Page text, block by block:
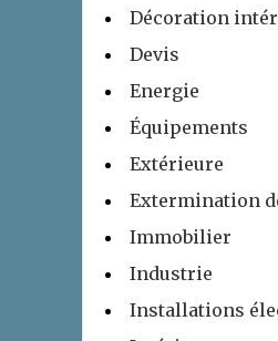
Décoration
Devis
Energie
Équipements
Extérieure
Extermination
Immobilier
Industrie
Installations